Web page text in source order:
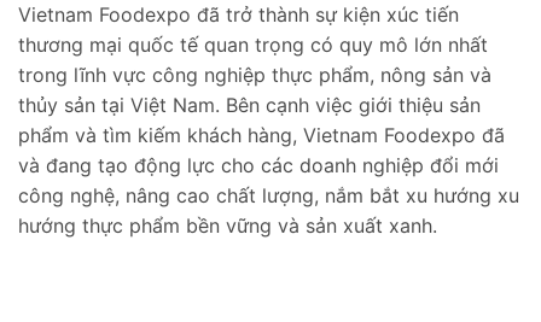
Vietnam Foodexpo đã trở thành sự kiện xúc tiến
thương mại quốc tế quan trọng có quy mô lớn nhất
trong lĩnh vực công nghiệp thực phẩm, nông sản và
thủy sản tại Việt Nam. Bên cạnh việc giới thiệu sản
phẩm và tìm kiếm khách hàng, Vietnam Foodexpo đã
và đang tạo động lực cho các doanh nghiệp đổi mới
công nghệ, nâng cao chất lượng, nắm bắt xu hướng xu
hướng thực phẩm bền vững và sản xuất xanh.